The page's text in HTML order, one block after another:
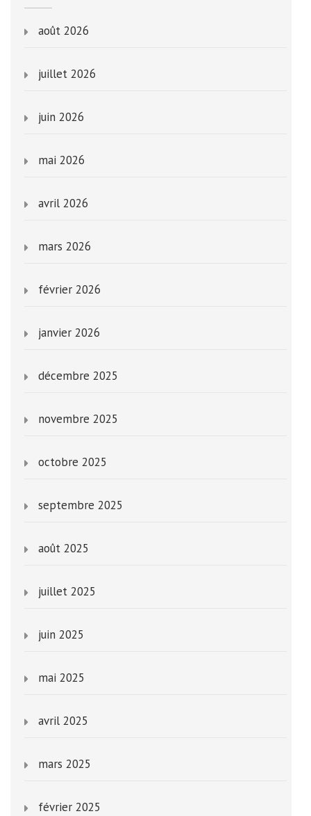
août 2026
juillet 2026
juin 2026
mai 2026
avril 2026
mars 2026
février 2026
janvier 2026
décembre 2025
novembre 2025
octobre 2025
septembre 2025
août 2025
juillet 2025
juin 2025
mai 2025
avril 2025
mars 2025
février 2025